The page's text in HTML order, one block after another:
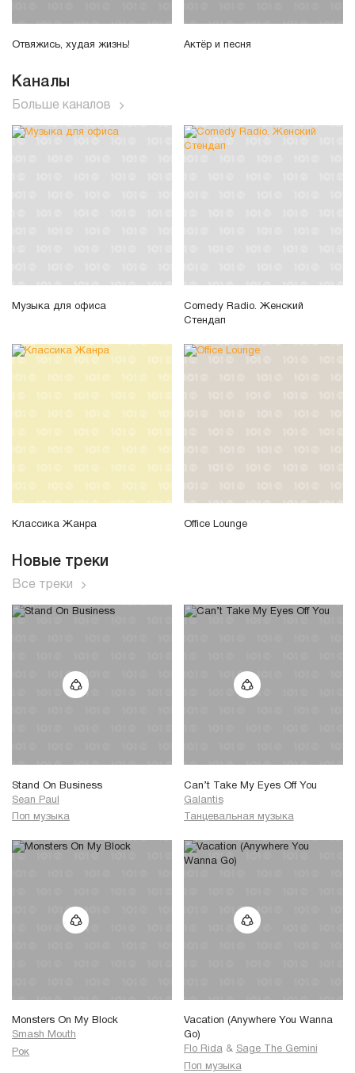
Отвяжись, худая жизнь! Актёр и песня
Каналы
Больше каналов
Музыка для офиса
Comedy Radio. Женский
Стендап
Классика Жанра Office Lounge
Новые треки
Все треки
Stand On Business
Sean Paul
Поп музыка
Can’t Take My Eyes Off You
Galantis
Танцевальная музыка
Monsters On My Block
Smash Mouth
Рок
Vacation (Anywhere You Wanna
Go)
Flo Rida & Sage The Gemini
Поп музыка